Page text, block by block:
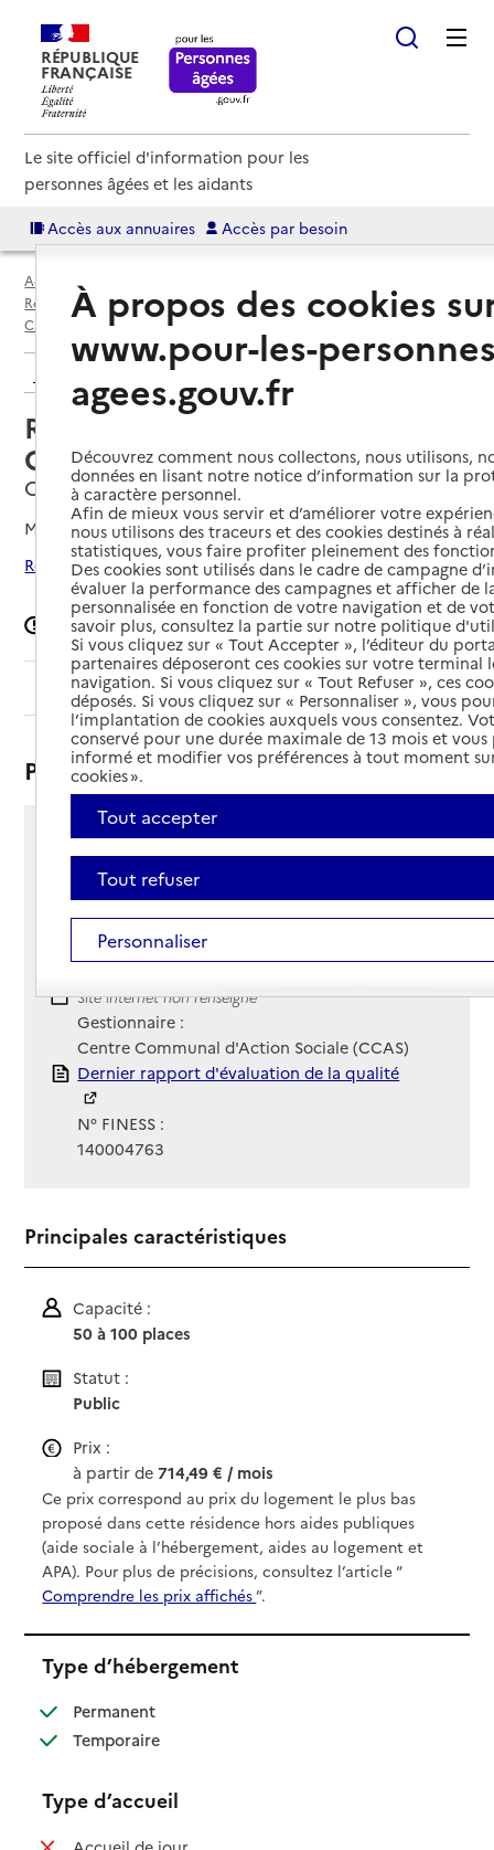
RÉPUBLIQUE
FRANÇAISE
Le site officiel d'information pour les
personnes âgées et les aidants
Accès aux annuaires Accès par besoin
Accueil
Résidences autonomie par département
Calvados (14)
Caen
Résidence autonomie de la Guérinière
Retour aux résultats de l'annuaire
Résidence autonomie de la
Guérinière
Caen, CALVADOS
Mis à jour le26/05/2026
Rechercher les établissements autour de Caen
Signaler une erreur
Sommaire
Présentation
10 rue de la Justice
14000 - Caen
Voir itinéraire
Téléphone :
02 31 82 28 54
Site Internet
Site internet non renseigné
Gestionnaire :
Centre Communal d'Action Sociale (CCAS)
Rapport HAS
Dernier rapport d'évaluation de la qualité
N° FINESS :
140004763
Principales caractéristiques
Capacité :
50 à 100 places
Statut :
Public
Prix :
à partir de714,49 € / mois
Ce prix correspond au prix du logement le plus bas
proposé dans cette résidence hors aides publiques
(aide sociale à l’hébergement, aides au logement et
APA). Pour plus de précisions, consultez l’article “
Comprendre les prix affichés”.
Type d’hébergement
Permanent: disponible
Temporaire: disponible
Type d’accueil
: non disponible
À propos des cookies
www.pour-les-
agees.gouv.fr
Découvrez comment nous collectons, nous utilisons,
données en lisant notre notice d’information sur la
à caractère personnel.
Afin de mieux vous servir et d’améliorer votre
nous utilisons des traceurs et des cookies destinés à
statistiques, vous faire profiter pleinement des
Des cookies sont utilisés dans le cadre de campagne
évaluer la performance des campagnes et afficher de
personnalisée en fonction de votre navigation et de
savoir plus, consultez la partie sur notre politique
Si vous cliquez sur « Tout Accepter », l’éditeur du
partenaires déposeront ces cookies sur votre terminal
navigation. Si vous cliquez sur « Tout Refuser », ces
déposés. Si vous cliquez sur « Personnaliser », vous
l’implantation de cookies auxquels vous consentez.
conservé pour une durée maximale de 13 mois et
informé et modifier vos préférences à tout moment
cookies ».
Tout accepter
Tout refuser
Personnaliser